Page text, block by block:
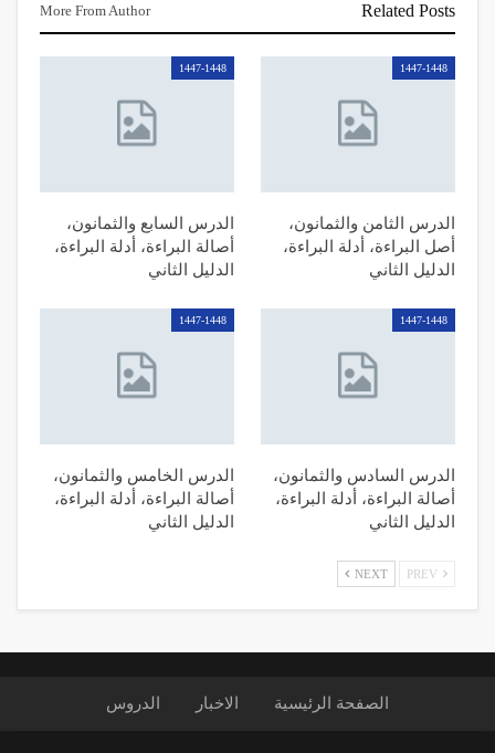
Related Posts
More From Author
1447-1448
الدرس الثامن والثمانون،
أصل البراءة، أدلة البراءة،
الدليل الثاني
1447-1448
الدرس السابع والثمانون،
أصالة البراءة، أدلة البراءة،
الدليل الثاني
1447-1448
الدرس السادس والثمانون،
أصالة البراءة، أدلة البراءة،
الدليل الثاني
1447-1448
الدرس الخامس والثمانون،
أصالة البراءة، أدلة البراءة،
الدليل الثاني
NEXT
الصفحة الرئیسیة الاخبار الدروس